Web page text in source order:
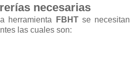
necesarias
herramienta FBHTse necesitan
las cuales son: